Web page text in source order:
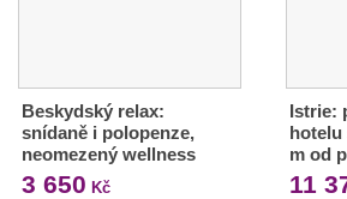
Beskydský relax:
snídaně i polopenze,
neomezený wellness
3 650 Kč
Istrie:
hotelu
m od
11